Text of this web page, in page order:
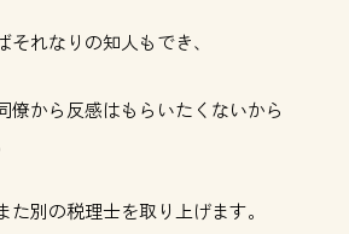
れなりの知人もでき、
僚から反感はもらいたくないから
た別の税理士を取り上げます。